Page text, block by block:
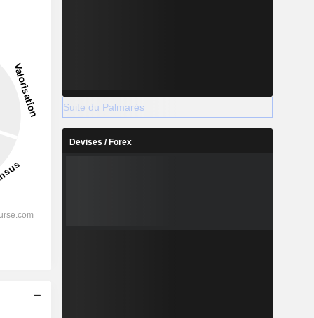
Suite du Palmarès
Devises / Forex